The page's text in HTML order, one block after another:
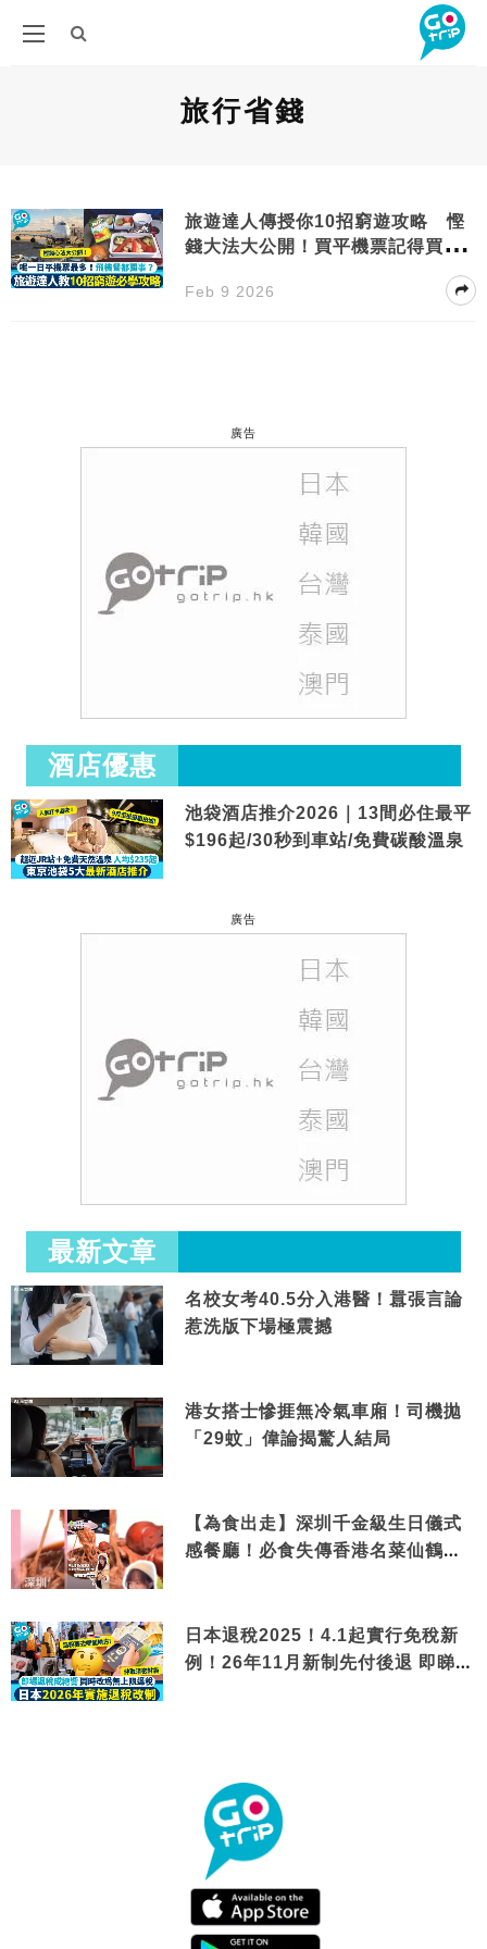
旅行省錢
旅遊達人傳授你10招窮遊攻略 慳
錢大法大公開！買平機票記得買呢
Feb 9 2026
廣告
酒店優惠
池袋酒店推介2026｜13間必住最平
$196起/30秒到車站/免費碳酸溫泉
廣告
最新文章
名校女考40.5分入港醫！囂張言論
惹洗版下場極震撼
港女搭士慘捱無冷氣車廂！司機拋
「29蚊」偉論揭驚人結局
【為食出走】深圳千金級生日儀式
感餐廳！必食失傳香港名菜仙鶴神
日本退稅2025！4.1起實行免稅新
例！26年11月新制先付後退 即睇步